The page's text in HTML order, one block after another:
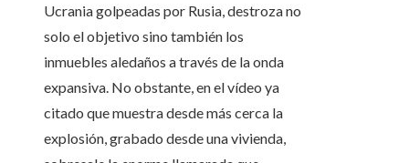
Ucrania golpeadas por Rusia, destroza no
solo el objetivo sino también los
inmuebles aledaños a través de la onda
expansiva. No obstante, en el vídeo ya
citado que muestra desde más cerca la
explosión, grabado desde una vivienda,